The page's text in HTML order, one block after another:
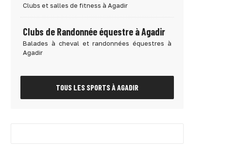
Clubs et salles de fitness à Agadir
Clubs de Randonnée équestre à Agadir
Balades à cheval et randonnées équestres à
Agadir
TOUS LES SPORTS À AGADIR